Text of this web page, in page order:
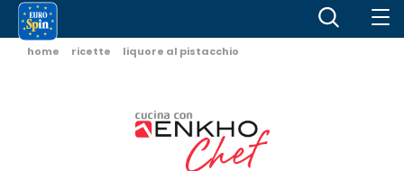
home ricette liquore al pistacchio